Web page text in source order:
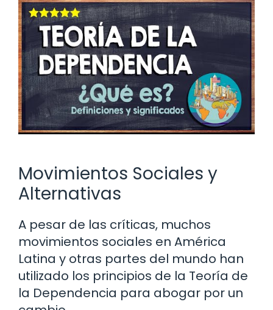
Movimientos Sociales y
Alternativas
A pesar de las críticas, muchos
movimientos sociales en América
Latina y otras partes del mundo han
utilizado los principios de la Teoría de
la Dependencia para abogar por un